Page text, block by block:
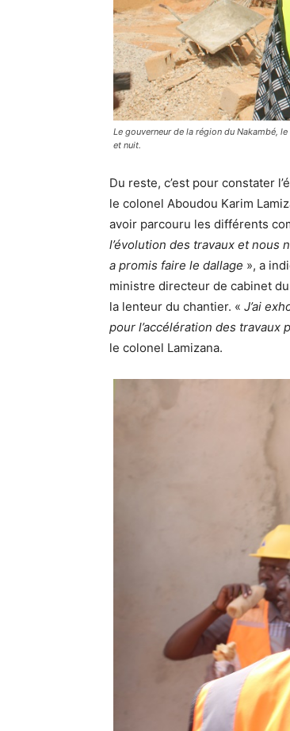
Le gouverneur de la région du Nakambé,
et nuit.
Du reste, c’est pour constater
le colonel Aboudou Karim
avoir parcouru les différents
l’évolution des travaux et nous
a promis faire le dallage », a
ministre directeur de cabinet
la lenteur du chantier. « J’ai
pour l’accélération des travaux
le colonel Lamizana.